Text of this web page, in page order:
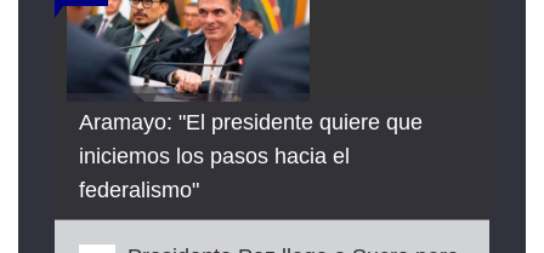
Aramayo: "El presidente quiere que
iniciemos los pasos hacia el
federalismo"